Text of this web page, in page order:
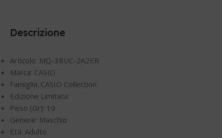
Descrizione
Articolo: MQ-38UC-2A2ER
Marca: CASIO
Famiglia: CASIO Collection
Edizione Limitata:
Peso (Gr): 19
Genere: Maschio
Età: Adulto